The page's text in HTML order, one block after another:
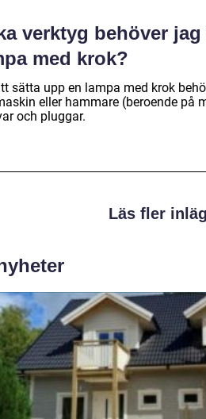
verktyg behöver
med krok?
sätta upp en lampa med krok
eller hammare (beroende på
och pluggar.
Läs fler